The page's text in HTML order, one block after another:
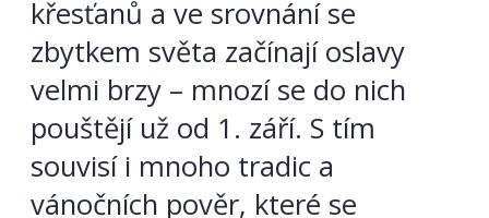
křesťanů a ve srovnání se
zbytkem světa začínají oslavy
velmi brzy – mnozí se do nich
pouštějí už od 1. září. S tím
souvisí i mnoho tradic a
vánočních pověr, které se